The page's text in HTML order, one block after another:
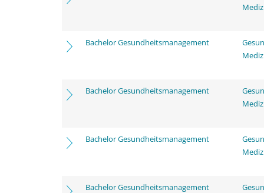
Bachelor Gesundheitsmanagement
Bachelor Gesundheitsmanagement
Bachelor Gesundheitsmanagement
Bachelor Gesundheitsmanagement